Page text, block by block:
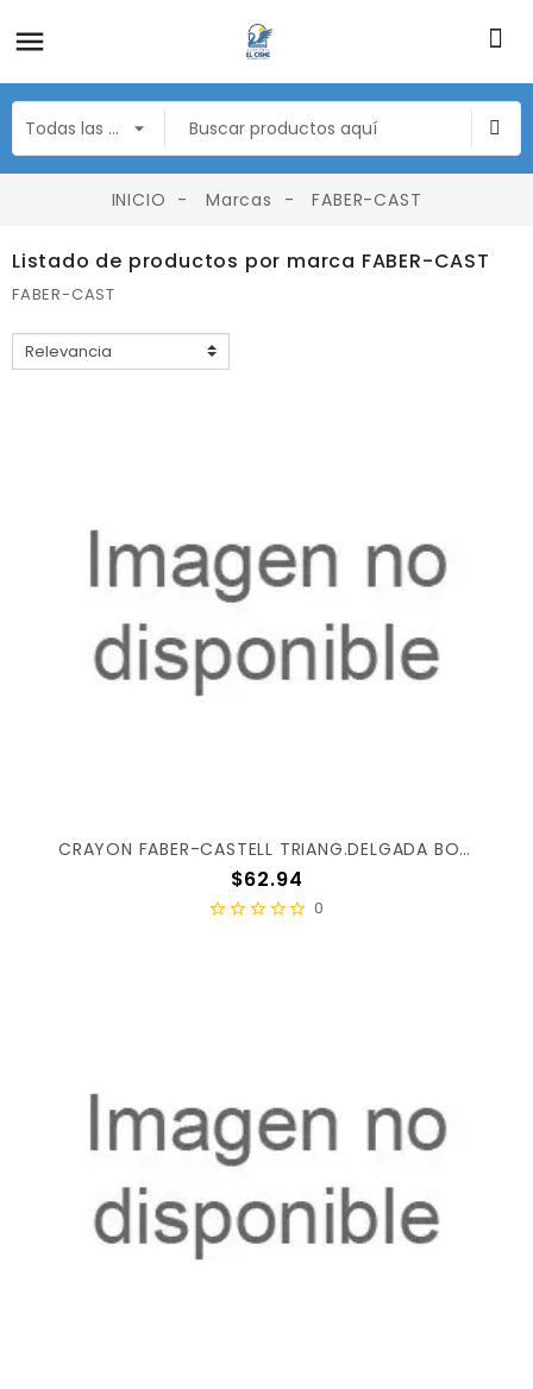
INICIO Marcas FABER-CAST
Listado de productos por marca FABER-CAST
FABER-CAST
CRAYON FABER-CASTELL TRIANG.DELGADA BORRABLE C/24PZ 222024
Precio
$62.94
0